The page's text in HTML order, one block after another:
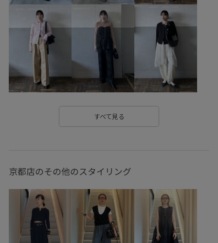
Wshoes_pickup こなれ感 ゆったり
アダムエロぺ雑貨 イージーパンツ ウエストがゴム
オフィス クラフト感 コットン
コットン100% ゴム仕様 シンプル
ジャケット スカラップ柄 ストラップ
セットアップ
ボリューム感 ボーダー ミュール
ルーズなシルエット レザー調 光沢感 合わせやすい
安定感 抜け感 春夏 涼しげ 立体感
美シルエット 落ち着いた印象 軽羽織26SS
すべて見る
京都店のその他のスタイリング